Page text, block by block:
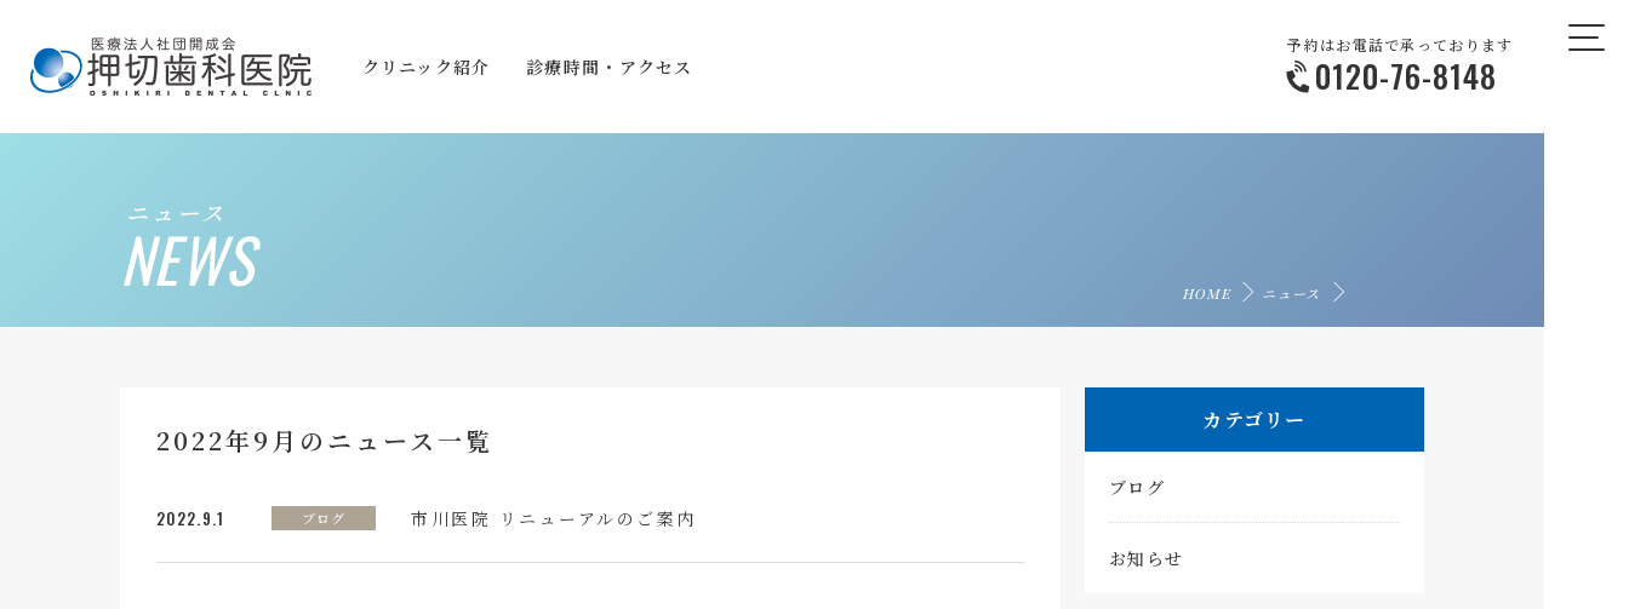
クリニック紹介 診療時間・アクセス
予約はお電話で承っております
0120-76-8148
ニュース
NEWS HOME ニュース
2022年9月のニュース一覧
2022.9.1 ブログ 市川医院 リニューアルのご案内
カテゴリー
ブログ
お知らせ